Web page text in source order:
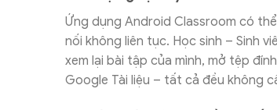
Ứng dụng Android Classroom có
nối không liên tục. Học sinh – Sinh
xem lại bài tập của mình, mở tệp
Google Tài liệu – tất cả đều không